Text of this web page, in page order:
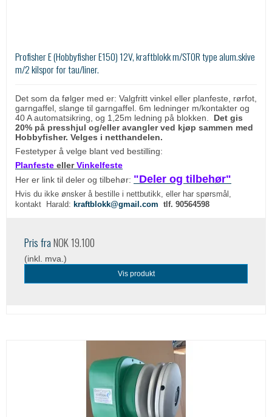
Profisher E (Hobbyfisher E150) 12V, kraftblokk m/STOR type alum.skive
m/2 kilspor for tau/liner.
Det som da følger med er: Valgfritt vinkel eller planfeste, rørfot,
garngaffel, slange til garngaffel. 6m ledninger m/kontakter og
40 A automatsikring, og 1,25m ledning på blokken. Det gis
20% på presshjul og/eller avangler ved kjøp sammen med
Hobbyfisher. Velges i netthandelen.
Festetyper å velge blant ved bestilling:
Planfeste eller Vinkelfeste
Her er link til deler og tilbehør: "Deler og tilbehør"
Hvis du ikke ønsker å bestille i nettbutikk, eller har spørsmål,
kontakt Harald: kraftblokk@gmail.com tlf. 90564598
Pris fraNOK 19.100
(inkl. mva.)
Vis produkt